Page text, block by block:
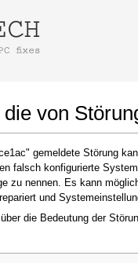
von
gemeldete Störung
falsch konfigurierte
zu nennen. Es kann
und
die Bedeutung der
mit